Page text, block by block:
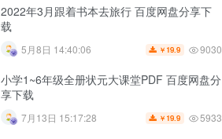
2022年3月跟着书本去旅行 百度网盘分享下
载
5月8日 14:40:06 ￥ 19.9 9030
小学1~6年级全册状元大课堂PDF 百度网盘分
享下载
7月13日 15:17:28 ￥ 19.9 5933